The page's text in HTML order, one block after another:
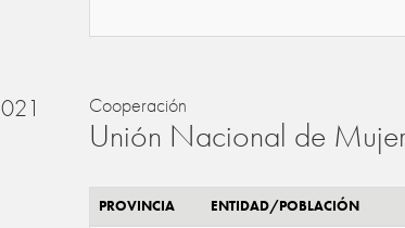
Cooperación
Unión Nacional de
PROVINCIA ENTIDAD/POBLACIÓN